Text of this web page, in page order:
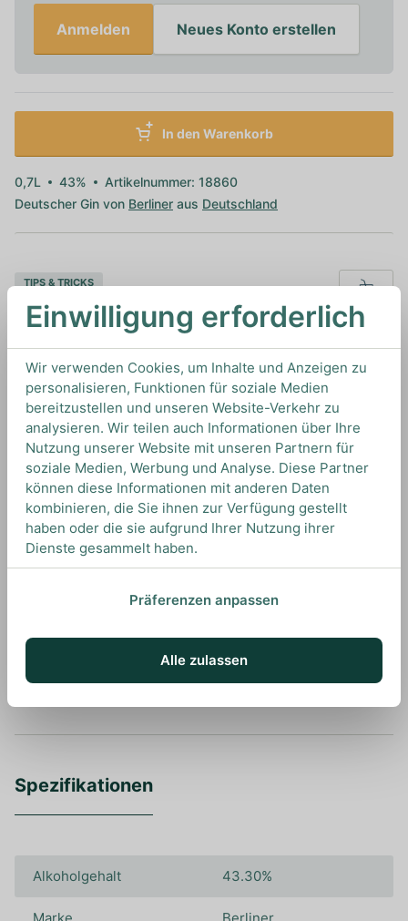
Anmelden Neues Konto erstellen
In den Warenkorb
0,7L 43%
Artikelnummer: 18860
Deutscher Gin von Berliner aus Deutschland
TIPS & TRICKS
HOW TO DRINK
Wir empfehlen diesen Gin als Gin & Tonic mit
einem trockenen Tonic Water.
UNSERE EMPFEHLUNGEN
DRINKS MIT BERLINER? UNSERE
EMPFEHLUNGEN
Spezifikationen
Alkoholgehalt 43.30%
Einwilligung erforderlich
Wir verwenden Cookies, um Inhalte und Anzeigen zu
personalisieren, Funktionen für soziale Medien
bereitzustellen und unseren Website-Verkehr zu
analysieren. Wir teilen auch Informationen über Ihre
Nutzung unserer Website mit unseren Partnern für
soziale Medien, Werbung und Analyse. Diese Partner
können diese Informationen mit anderen Daten
kombinieren, die Sie ihnen zur Verfügung gestellt
haben oder die sie aufgrund Ihrer Nutzung ihrer
Dienste gesammelt haben.
Präferenzen anpassen
Alle zulassen